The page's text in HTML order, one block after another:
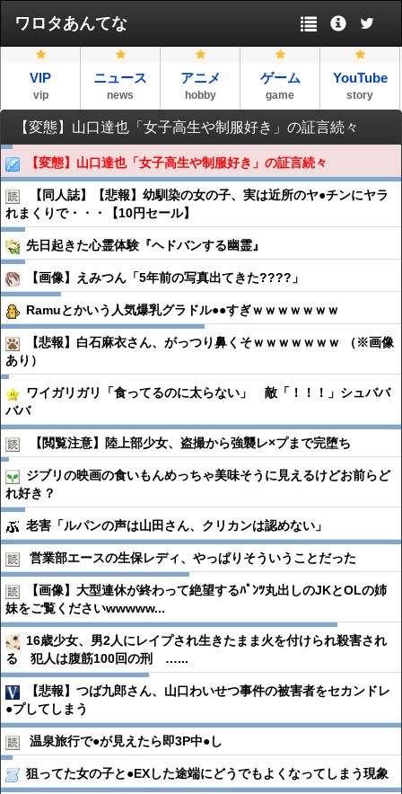
ワロタあんてな
VIP
vip
ニュース
news
アニメ
hobby
ゲーム
game
YouTube
story
【変態】山口達也「女子高生や制服好き」の証言続々
【変態】山口達也「女子高生や制服好き」の証言続々
【同人誌】【悲報】幼馴染の女の子、実は近所のヤ●︎チンにヤラ
れまくりで・・・【10円セール】
先日起きた心霊体験『ヘドバンする幽霊』
【画像】えみつん「5年前の写真出てきた????」
Ramuとかいう人気爆乳グラドル●●すぎｗｗｗｗｗｗｗ
【悲報】白石麻衣さん、がっつり鼻くそｗｗｗｗｗｗｗ （※画像
あり）
ワイガリガリ「食ってるのに太らない」 敵「！！！」シュババ
ババ
【閲覧注意】陸上部少女、盗撮から強襲レ×プまで完堕ち
ジブリの映画の食いもんめっちゃ美味そうに見えるけどお前らど
れ好き？
老害「ルパンの声は山田さん、クリカンは認めない」
営業部エースの生保レディ、やっぱりそういうことだった
【画像】大型連休が終わって絶望するﾊﾟﾝﾂ丸出しのJKとOLの姉
妹をご覧くださいwwwww...
16歳少女、男2人にレイプされ生きたまま火を付けられ殺害され
る 犯人は腹筋100回の刑 …...
【悲報】つば九郎さん、山口わいせつ事件の被害者をセカンドレ
●プしてしまう
温泉旅行で●︎が見えたら即3P中●︎し
狙ってた女の子と●EXした途端にどうでもよくなってしまう現象